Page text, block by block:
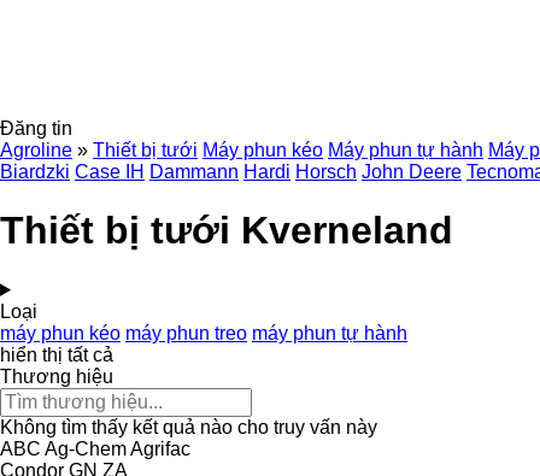
Đăng tin
Agroline » Thiết bị tưới Máy phun kéo Máy phun tự hành Máy
Biardzki Case IH Dammann Hardi Horsch John Deere
Thiết bị tưới Kverneland
Loại
máy phun kéo máy phun treo máy phun tự hành
hiển thị tất cả
Thương hiệu
Không tìm thấy kết quả nào cho truy vấn này
ABC Ag-ChemAgrifac
Condor GN ZA